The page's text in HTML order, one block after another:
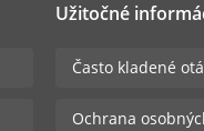
Užitočné
Často kladené
Ochrana